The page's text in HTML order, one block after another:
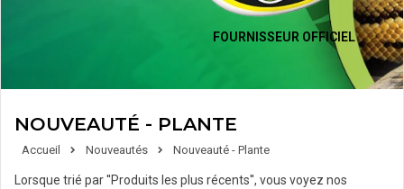
FOURNISSEUR OFFICIEL
NOUVEAUTÉ - PLANTE
Accueil Nouveautés Nouveauté - Plante
Lorsque trié par ''Produits les plus récents'', vous voyez nos